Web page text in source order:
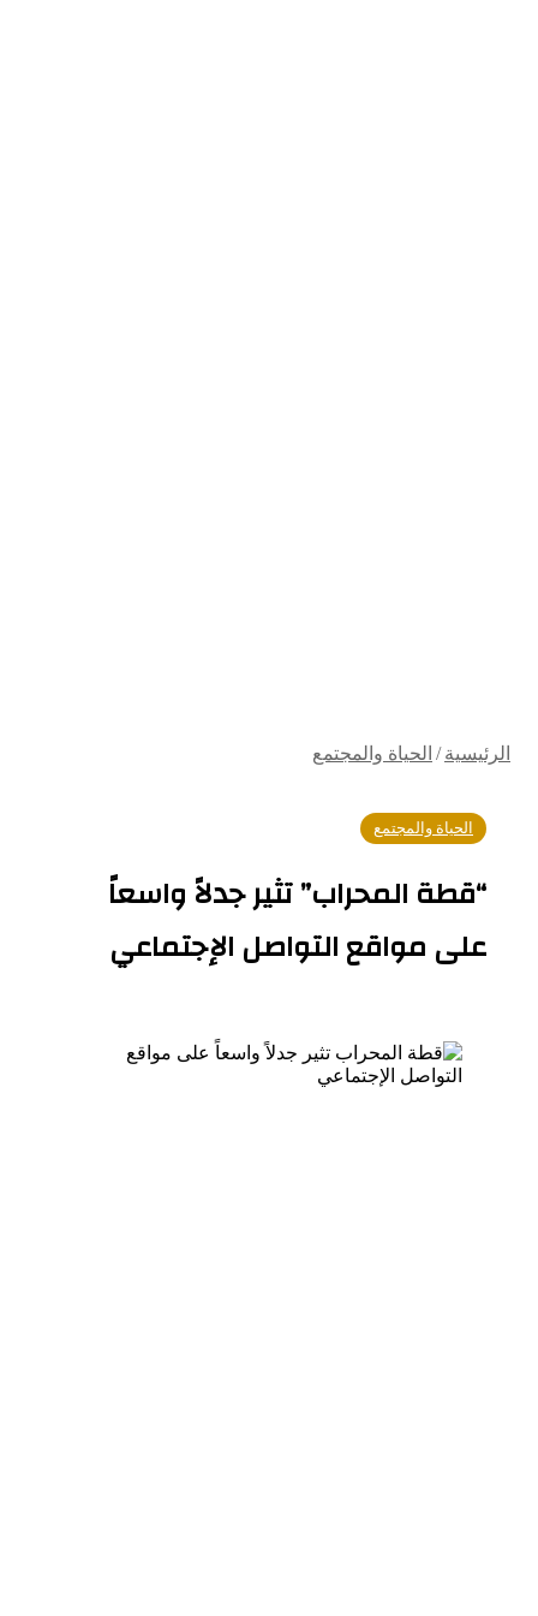
الرئيسية / الحياة والمجتمع
الحياة والمجتمع
“قطة المحراب” تثير جدلاً واسعاً
على مواقع التواصل الإجتماعي